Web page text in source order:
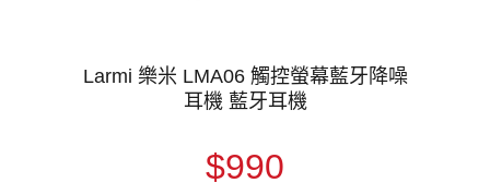
Larmi 樂米 LMA06 觸控螢幕藍牙降噪
耳機 藍牙耳機
$990